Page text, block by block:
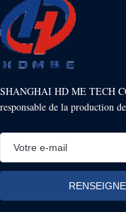
SHANGHAI HD ME TECH
responsable de la production